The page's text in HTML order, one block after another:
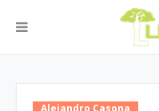
Alejandro Casona